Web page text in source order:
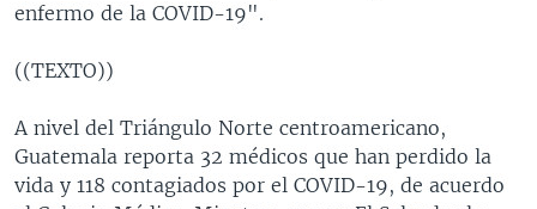
enfermo de la COVID-19".
((TEXTO))
A nivel del Triángulo Norte centroamericano,
Guatemala reporta 32 médicos que han perdido la
vida y 118 contagiados por el COVID-19, de acuerdo